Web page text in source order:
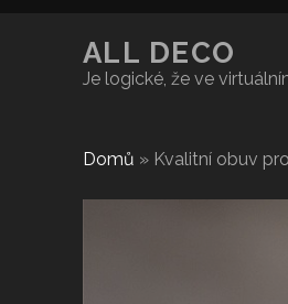
ALL DECO
Je logické, že ve
Domů » Kvalitní obuv